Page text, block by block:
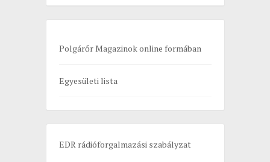
r
c
f
r
Polgárőr Magazinok online formában
Egyesületi lista
EDR rádióforgalmazási szabályzat